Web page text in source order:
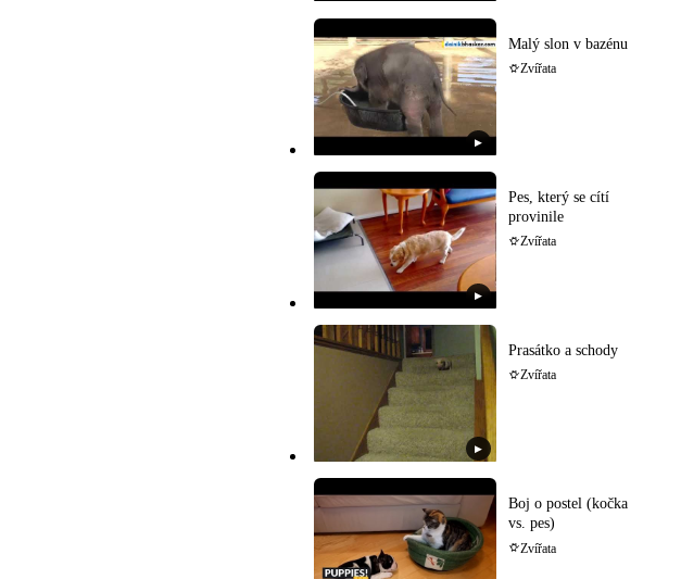
▶
Malý slon v bazénu
Zvířata
▶
Pes, který se cítí
provinile
Zvířata
▶
Prasátko a schody
Zvířata
Boj o postel (kočka
vs. pes)
Zvířata